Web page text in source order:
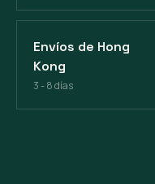
Envíos de Hong
Kong
3 - 8 días